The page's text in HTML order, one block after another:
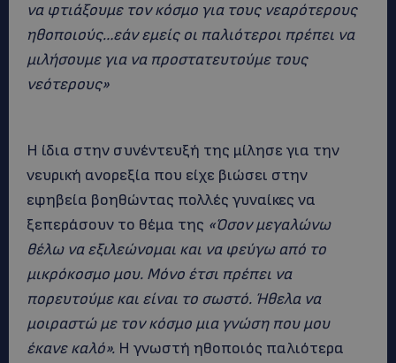
να φτιάξουμε τον κόσμο για τους νεαρότερους
ηθοποιούς…εάν εμείς οι παλιότεροι πρέπει να
μιλήσουμε για να προστατευτούμε τους
νεότερους»
Η ίδια στην συνέντευξή της μίλησε για την
νευρική ανορεξία που είχε βιώσει στην
εφηβεία βοηθώντας πολλές γυναίκες να
ξεπεράσουν το θέμα της «Όσον μεγαλώνω
θέλω να εξιλεώνομαι και να φεύγω από το
μικρόκοσμο μου. Μόνο έτσι πρέπει να
πορευτούμε και είναι το σωστό. Ήθελα να
μοιραστώ με τον κόσμο μια γνώση που μου
έκανε καλό». Η γνωστή ηθοποιός παλιότερα